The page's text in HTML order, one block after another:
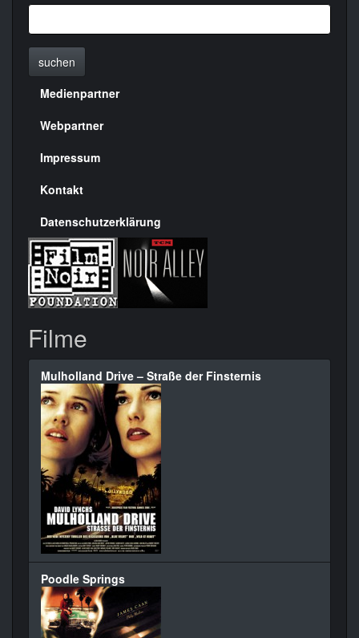
suchen
Menülinks
rechte
Seite
Medienpartner
Webpartner
Impressum
Kontakt
Datenschutzerklärung
Filme
Mulholland Drive – Straße der Finsternis
Poodle Springs